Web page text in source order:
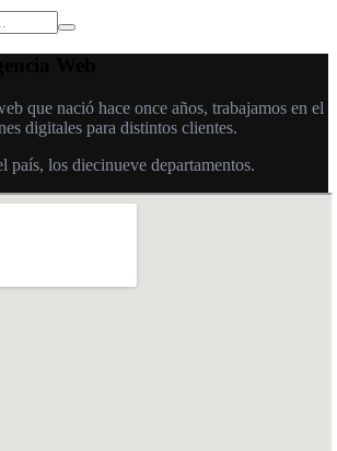
que nació hace once años, trabajamos en el
digitales para distintos clientes.
país, los diecinueve departamentos.